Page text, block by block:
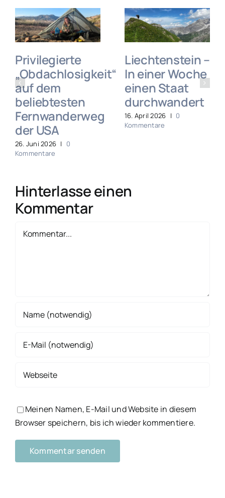
Privilegierte
„Obdachlosigkeit“
auf dem
beliebtesten
Fernwanderweg
der USA
26. Juni 2026 | 0
Kommentare
Liechtenstein –
In einer Woche
einen Staat
durchwandert
16. April 2026 | 0
Kommentare
Hinterlasse einen
Kommentar
Meinen Namen, E-Mail und Website in diesem
Browser speichern, bis ich wieder kommentiere.